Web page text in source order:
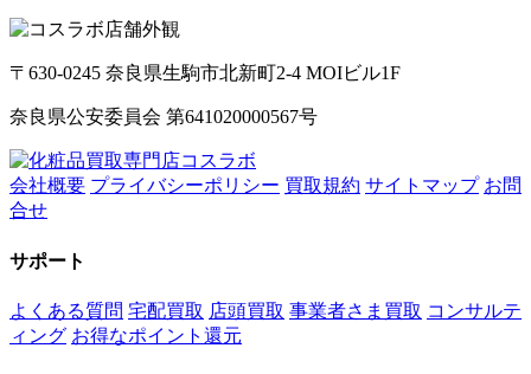
〒630-0245 奈良県生駒市北新町2-4 MOIビル1F
奈良県公安委員会 第641020000567号
会社概要 プライバシーポリシー 買取規約 サイトマップ お問
合せ
サポート
よくある質問 宅配買取 店頭買取 事業者さま買取 コンサルテ
ィング お得なポイント還元